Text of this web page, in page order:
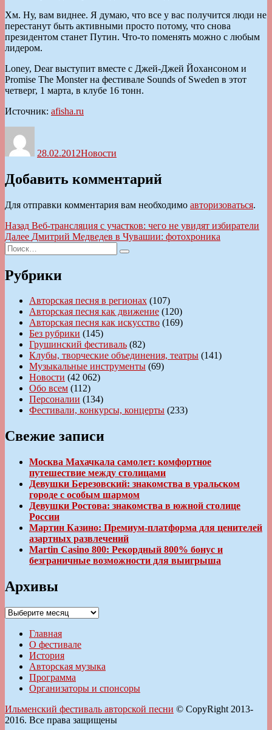
Хм. Ну, вам виднее. Я думаю, что все у вас получится люди не
перестанут быть активными просто потому, что снова
президентом станет Путин. Что-то поменять можно с любым
лидером.
Loney, Dear выступит вместе с Джей-Джей Йохансоном и
Promise The Monster на фестивале Sounds of Sweden в этот
четверг, 1 марта, в клубе 16 тонн.
Источник: afisha.ru
28.02.2012Новости
Добавить комментарий
Для отправки комментария вам необходимо авторизоваться.
Навигация
по
записям
Назад Предыдущая
запись:
Веб-трансляция с участков: чего не увидят избиратели
Далее Следующая
Дмитрий Медведев в Чувашии: фотохроника
Искать:
Поиск
Рубрики
Авторская песня в регионах (107)
Авторская песня как движение (120)
Авторская песня как искусство (169)
Без рубрики (145)
Грушинский фестиваль (82)
Клубы, творческие объединения, театры (141)
Музыкальные инструменты (69)
Новости (42 062)
Обо всем (112)
Персоналии (134)
Фестивали, конкурсы, концерты (233)
Свежие записи
Москва Махачкала самолет: комфортное
путешествие между столицами
Девушки Березовский: знакомства в уральском
городе с особым шармом
Девушки Ростова: знакомства в южной столице
России
Мартин Казино: Премиум-платформа для ценителей
азартных развлечений
Martin Casino 800: Рекордный 800% бонус и
безграничные возможности для выигрыша
Архивы
Архивы
Главная
О фестивале
История
Авторская музыка
Программа
Организаторы и спонсоры
Ильменский фестиваль авторской песни © CopyRight 2013-
2016. Все права защищены